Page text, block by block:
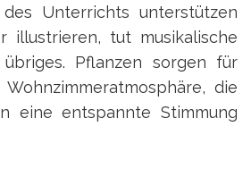
Unterrichts unterstützen
illustrieren, tut musikalische
Pflanzen sorgen für
die
eine entspannte Stimmung